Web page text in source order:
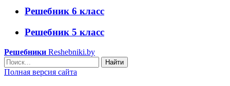
Решебник 6 класс
Решебник 5 класс
Решебники Reshebniki.by
Найти
Полная версия сайта